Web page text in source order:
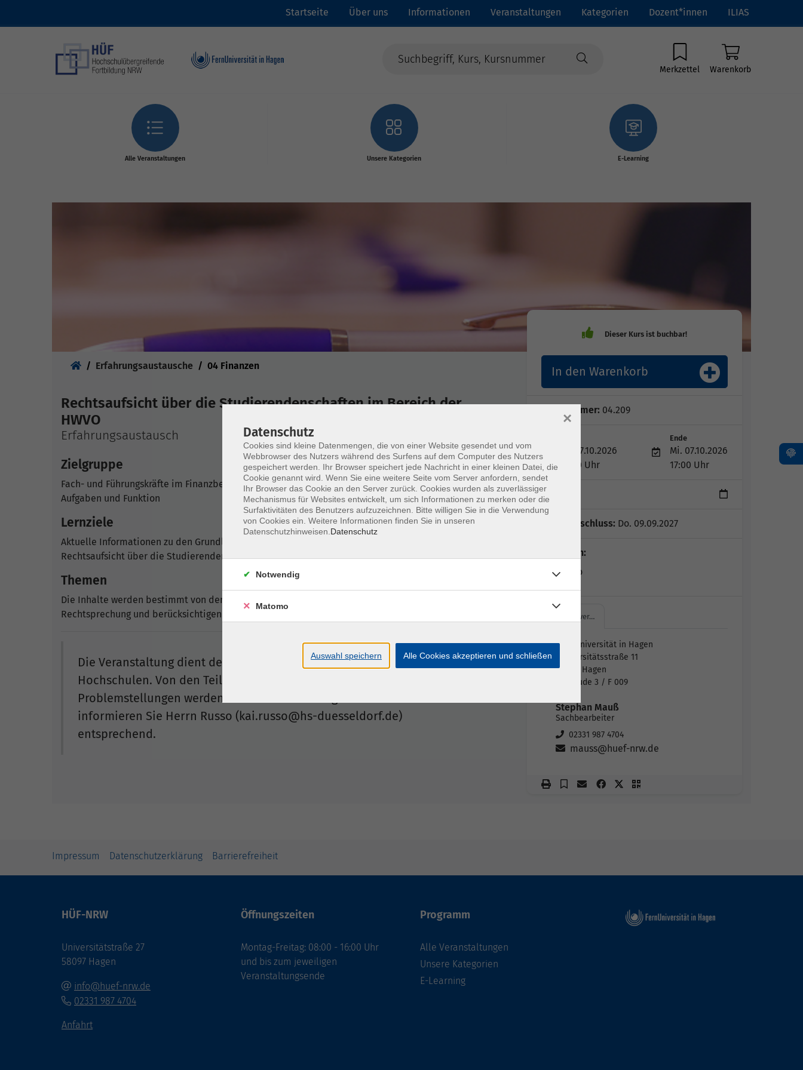
Startseite Über uns Informationen Veranstaltungen Kategorien Dozent*innen ILIAS
Merkzettel Warenkorb
Alle Veranstaltungen Unsere Kategorien E-Learning
Erfahrungsaustausche 04 Finanzen
Rechtsaufsicht über die Studierendenschaften im Bereich der
HWVO
Erfahrungsaustausch
Zielgruppe
Fach- und Führungskräfte im Finanzbereich der Hochschulen oder Personal mit entsprechenden
Aufgaben und Funktion
Lernziele
Aktuelle Informationen zu den Grundlagen der HWVO sowie zu steuerlichen Aspekten zur
Rechtsaufsicht über die Studierendenschaften
Themen
Die Inhalte werden bestimmt von den anzuwendenden Rechtsvorschriften sowie von der aktuellen
Rechtsprechung und berücksichtigen die Besonderheiten im Hochschulbereich.
Die Veranstaltung dient dem Erfahrungsaustausch zwischen den
Hochschulen. Von den Teilnehmenden (rechtzeitig) mitgeteilte
Problemstellungen werden in der Veranstaltung behandelt. Bitte
informieren Sie Herrn Russo (kai.russo@hs-duesseldorf.de)
entsprechend.
In den Warenkorb
Kursnummer: 04.209
Mi. 07.10.2026
10:00 Uhr
Ende
Mi. 07.10.2026
17:00 Uhr
1 Tag
Anmeldeschluss: Do. 09.09.2027
Dozent*in:
Kai Russo
FernUniver…
FernUniversität in Hagen
Universitätsstraße 11
58097 Hagen
Gebäude 3 / F 009
Stephan Mauß
Sachbearbeiter
02331 987 4704
mauss@huef-nrw.de
Impressum Datenschutzerklärung Barrierefreiheit
HÜF-NRW
Universitätstraße 27
58097 Hagen
info@huef-nrw.de
02331 987 4704
Anfahrt
Öffnungszeiten
Montag-Freitag: 08:00 - 16:00 Uhr
und bis zum jeweiligen
Veranstaltungsende
Programm
Alle Veranstaltungen
Unsere Kategorien
E-Learning
Datenschutz
Cookies sind kleine Datenmengen, die von einer Website gesendet und vom
Webbrowser des Nutzers während des Surfens auf dem Computer des Nutzers
gespeichert werden. Ihr Browser speichert jede Nachricht in einer kleinen Datei, die
Cookie genannt wird. Wenn Sie eine weitere Seite vom Server anfordern, sendet
Ihr Browser das Cookie an den Server zurück. Cookies wurden als zuverlässiger
Mechanismus für Websites entwickelt, um sich Informationen zu merken oder die
Surfaktivitäten des Benutzers aufzuzeichnen. Bitte willigen Sie in die Verwendung
von Cookies ein. Weitere Informationen finden Sie in unseren
Datenschutzhinweisen. Datenschutz
×
Notwendig
Matomo
Auswahl speichern Alle Cookies akzeptieren und schließen